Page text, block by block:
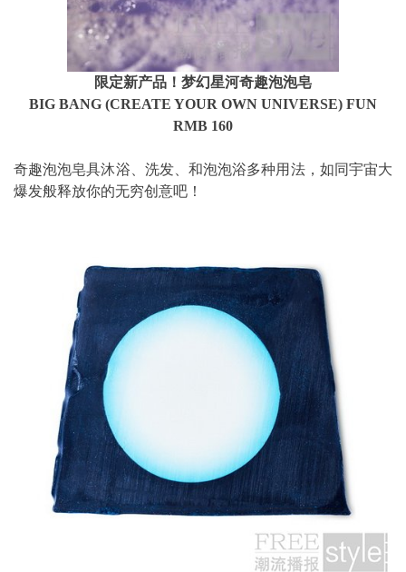
限定新产品！梦幻星河奇趣泡泡皂
BIG BANG (CREATE YOUR OWN UNIVERSE) FUN
RMB 160
奇趣泡泡皂具沐浴、洗发、和泡泡浴多种用法， 如同宇宙大
爆发般释放你的无穷创意吧！